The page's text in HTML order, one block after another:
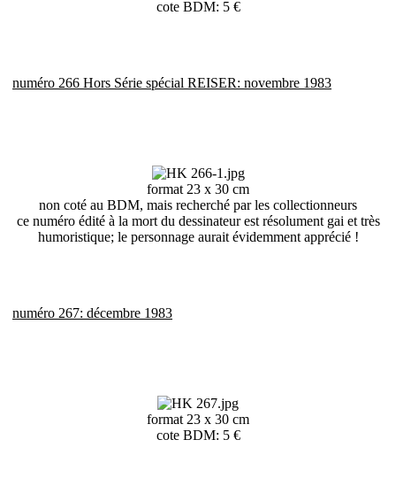
cote BDM: 5 €
numéro 266 Hors Série spécial REISER: novembre 1983
format 23 x 30 cm
non coté au BDM, mais recherché par les collectionneurs
ce numéro édité à la mort du dessinateur est résolument gai et très
humoristique; le personnage aurait évidemment apprécié !
numéro 267: décembre 1983
format 23 x 30 cm
cote BDM: 5 €